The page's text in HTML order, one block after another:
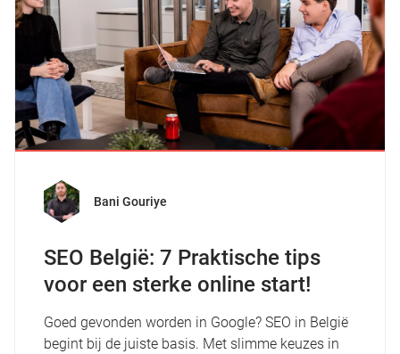
Bani Gouriye
SEO België: 7 Praktische tips
voor een sterke online start!
Goed gevonden worden in Google? SEO in België
begint bij de juiste basis. Met slimme keuzes in